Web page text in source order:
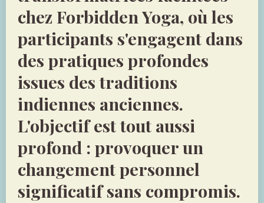
chez Forbidden Yoga, où les
participants s'engagent dans
des pratiques profondes
issues des traditions
indiennes anciennes.
L'objectif est tout aussi
profond : provoquer un
changement personnel
significatif sans compromis.